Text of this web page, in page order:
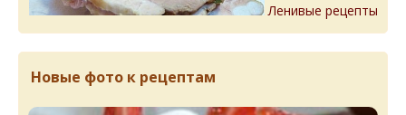
Ленивые рецепты
Новые фото к рецептам